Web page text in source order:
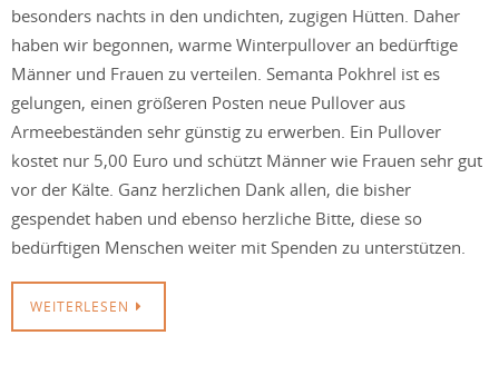
besonders nachts in den undichten, zugigen Hütten. Daher
haben wir begonnen, warme Winterpullover an bedürftige
Männer und Frauen zu verteilen. Semanta Pokhrel ist es
gelungen, einen größeren Posten neue Pullover aus
Armeebeständen sehr günstig zu erwerben. Ein Pullover
kostet nur 5,00 Euro und schützt Männer wie Frauen sehr gut
vor der Kälte. Ganz herzlichen Dank allen, die bisher
gespendet haben und ebenso herzliche Bitte, diese so
bedürftigen Menschen weiter mit Spenden zu unterstützen.
WEITERLESEN